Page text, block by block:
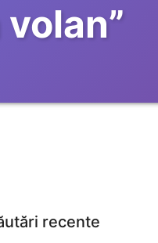
volan”
recente